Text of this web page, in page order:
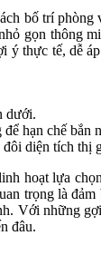
bố trí
gọn thông
thực tế, dễ
dưới.
hạn chế bắn
diện tích thị
hoạt lựa
trọng là đảm
Với những
đâu.